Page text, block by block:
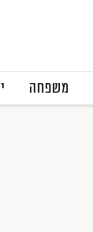
משפחה